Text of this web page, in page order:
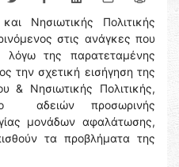
Νησιωτικής Πολιτικής
στις ανάγκες που
λόγω της παρατεταμένης
την σχετική εισήγηση της
& Νησιωτικής Πολιτικής,
αδειών προσωρινής
μονάδων αφαλάτωσης,
τα προβλήματα της